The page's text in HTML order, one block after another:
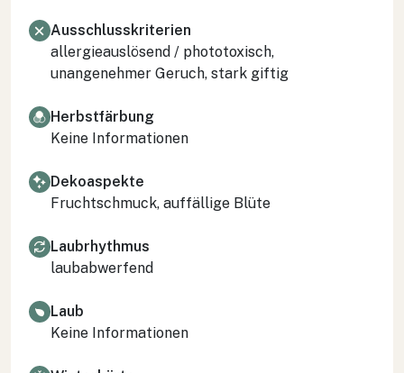
Ausschlusskriterien
allergieauslösend / phototoxisch,
unangenehmer Geruch, stark giftig
Herbstfärbung
Keine Informationen
Dekoaspekte
Fruchtschmuck, auffällige Blüte
Laubrhythmus
laubabwerfend
Laub
Keine Informationen